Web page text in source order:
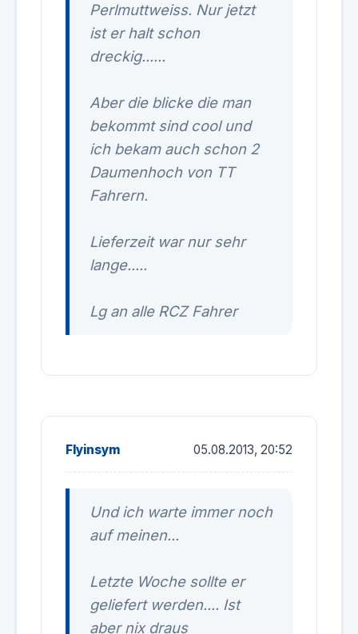
Perlmuttweiss. Nur jetzt
ist er halt schon
dreckig......
Aber die blicke die man
bekommt sind cool und
ich bekam auch schon 2
Daumenhoch von TT
Fahrern.
Lieferzeit war nur sehr
lange.....
Lg an alle RCZ Fahrer
Flyinsym 05.08.2013, 20:52
Und ich warte immer noch
auf meinen...
Letzte Woche sollte er
geliefert werden.... Ist
aber nix draus